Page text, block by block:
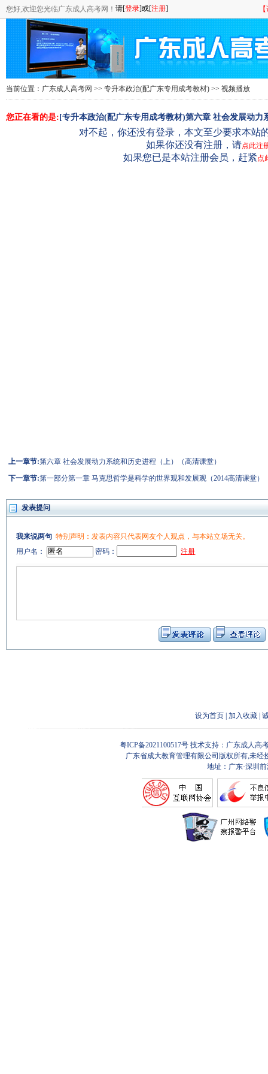
您好,欢迎您光临广东成人高考网！
当前位置： 广东成人高考网 >> 专升本政治(配广东专用成考教材) >> 视频播放
您正在看的是: [专升本政治(配广东专用成考教材)第六章 社会发展动
对不起，你还没有登录，本文至少要求本站
如果你还没有注册，请点此注
如果您已是本站注册会员，赶紧点
上一章节:第六章 社会发展动力系统和历史进程（上）（高清课堂）
下一章节:第一部分第一章 马克思哲学是科学的世界观和发展观（2014高清课堂）
发表提问
我来说两句 特别声明：发表内容只代表网友个人观点，与本站立场无关。
用户名：
密码： 注册
设为首页 加入收藏
粤ICP备2021100517号 技术支持：广东成人高
广东省成大教育管理有限公司版权所有,未
地址：广东·深圳